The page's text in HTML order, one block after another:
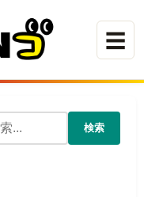
☰
検索